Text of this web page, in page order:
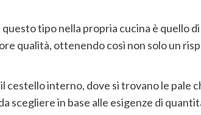
questo tipo nella propria cucina è quello
qualità, ottenendo così non solo un
cestello interno, dove si trovano le pale
scegliere in base alle esigenze di